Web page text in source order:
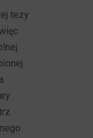
tezy